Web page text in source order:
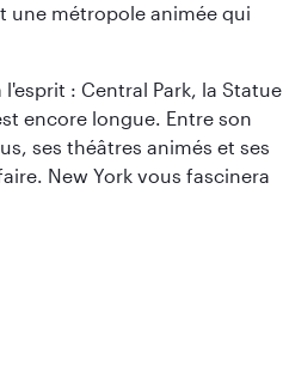
une métropole animée qui
: Central Park, la Statue
encore longue. Entre son
ses théâtres animés et ses
New York vous fascinera